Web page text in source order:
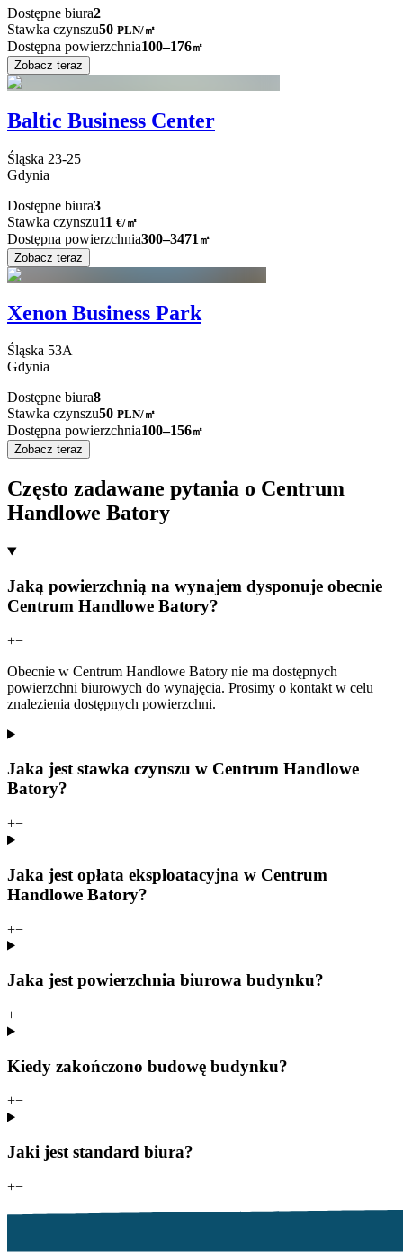
Dostępne biura2
Stawka czynszu50 PLN/㎡
Dostępna powierzchnia100–176㎡
Zobacz teraz
Baltic Business Center
Śląska 23-25
Gdynia
Dostępne biura3
Stawka czynszu11 €/㎡
Dostępna powierzchnia300–3471 ㎡
Zobacz teraz
Xenon Business Park
Śląska 53A
Gdynia
Dostępne biura8
Stawka czynszu50 PLN/㎡
Dostępna powierzchnia100–156㎡
Zobacz teraz
Często zadawane pytania o Centrum
Handlowe Batory
Jaką powierzchnią na wynajem dysponuje obecnie
Centrum Handlowe Batory?
+−
Obecnie w Centrum Handlowe Batory nie ma dostępnych
powierzchni biurowych do wynajęcia. Prosimy o kontakt w celu
znalezienia dostępnych powierzchni.
Jaka jest stawka czynszu w Centrum Handlowe
Batory?
+−
Jaka jest opłata eksploatacyjna w Centrum
Handlowe Batory?
+−
Jaka jest powierzchnia biurowa budynku?
+−
Kiedy zakończono budowę budynku?
+−
Jaki jest standard biura?
+−